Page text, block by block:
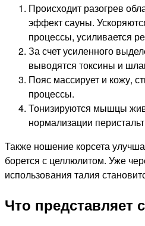
Происходит разогрев
эффект сауны.
процессы, усиливается
За счет усиленного
выводятся токсины и
Пояс массирует и кожу,
процессы.
Тонизируются мышцы
нормализации
Также ношение корсета
борется с целлюлитом. Уже
использования талия
Что представляет